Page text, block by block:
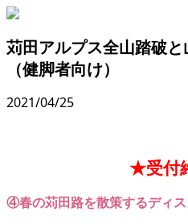
苅田アルプス全山踏破
（健脚者向け）
2021/04/25
★受付
④春の苅田路を散策するディ